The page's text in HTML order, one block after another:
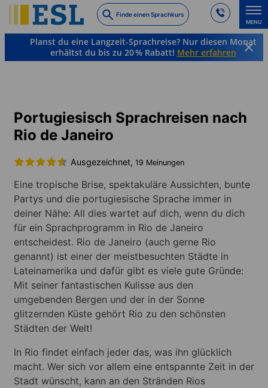
to
main
content
Finde einen Sprachkurs
MENU
Planst du eine Langzeit-Sprachreise? Nur diesen Monat
erhältst du bis zu 20 % Rabatt! Mehr erfahren
Portugiesisch Sprachreisen nach
Rio de Janeiro
Ausgezeichnet, 19 Meinungen
Eine tropische Brise, spektakuläre Aussichten, bunte
Partys und die portugiesische Sprache immer in
deiner Nähe: All dies wartet auf dich, wenn du dich
für ein Sprachprogramm in Rio de Janeiro
entscheidest. Rio de Janeiro (auch gerne Rio
genannt) ist einer der meistbesuchten Städte in
Lateinamerika und dafür gibt es viele gute Gründe:
Mit seiner fantastischen Kulisse aus den
umgebenden Bergen und der in der Sonne
glitzernden Küste gehört Rio zu den schönsten
Städten der Welt!
In Rio findet einfach jeder das, was ihn glücklich
macht. Wer sich vor allem eine entspannte Zeit in der
Stadt wünscht, kann an den Stränden Rios